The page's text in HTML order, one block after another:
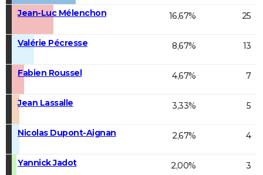
Jean-Luc Mélenchon 16,67% 25
Valérie Pécresse 8,67% 13
Fabien Roussel 4,67% 7
Jean Lassalle 3,33% 5
Nicolas Dupont-Aignan 2,67% 4
Yannick Jadot 2,00% 3